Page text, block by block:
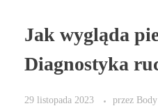
Jak wygląda
Diagnostyka
29 listopada 2023 przez